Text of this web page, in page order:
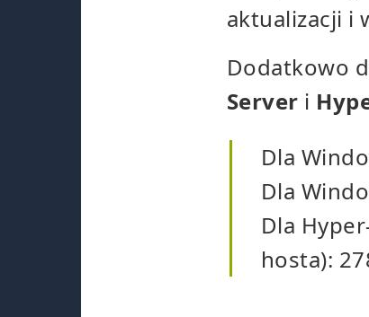
aktualizacji i
Dodatkowo
Server i
Dla
Dla
Dla
hosta):